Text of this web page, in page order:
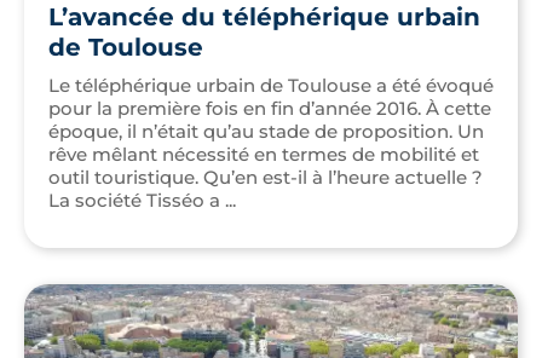
L’avancée du téléphérique urbain
de Toulouse
Le téléphérique urbain de Toulouse a été évoqué
pour la première fois en fin d’année 2016. À cette
époque, il n’était qu’au stade de proposition. Un
rêve mêlant nécessité en termes de mobilité et
outil touristique. Qu’en est-il à l’heure actuelle ?
La société Tisséo a ...